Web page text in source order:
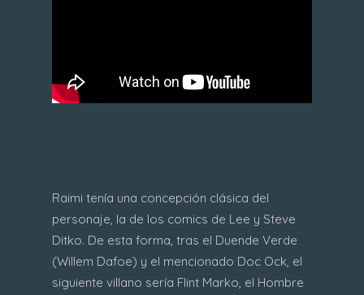
Raimi tenía una concepción clásica del
personaje, la de los comics de Lee y Steve
Ditko. De esta forma, tras el Duende Verde
(Willem Dafoe) y el mencionado Doc Ock, el
siguiente villano sería Flint Marko, el Hombre